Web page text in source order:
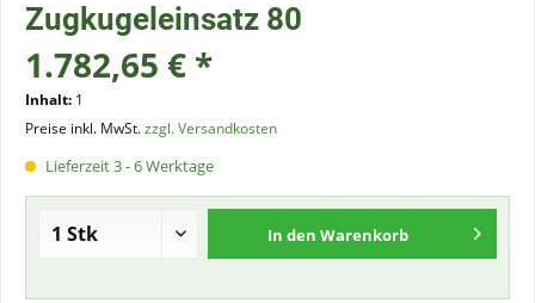
Zugkugeleinsatz 80
1.782,65 € *
Inhalt: 1
Preise inkl. MwSt.zzgl. Versandkosten
Lieferzeit 3 - 6 Werktage
In den Warenkorb